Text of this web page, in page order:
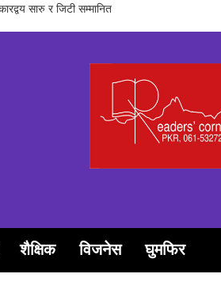
क्वान्टम हिलिङको महत्त्व’ विषयक अन्तरक्रिया सम्पन्न
शैक्षिक विजनेस घुमफिर